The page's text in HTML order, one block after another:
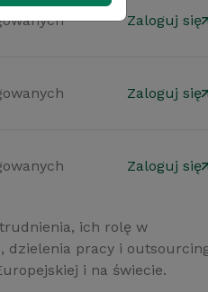
Zaloguj się
Zaloguj się
Zaloguj się
ich rolę w
dzielenia pracy i
i na świecie.